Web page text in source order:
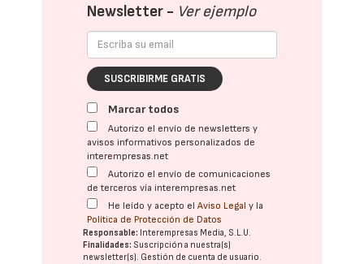
Newsletter - Ver ejemplo
SUSCRIBIRME GRATIS
Marcar todos
Autorizo el envío de newsletters y
avisos informativos personalizados de
interempresas.net
Autorizo el envío de comunicaciones
de terceros vía interempresas.net
He leído y acepto elAviso Legal y la
Política de Protección de Datos
Responsable: Interempresas Media, S.L.U.
Finalidades: Suscripción a nuestra(s)
newsletter(s). Gestión de cuenta de usuario.